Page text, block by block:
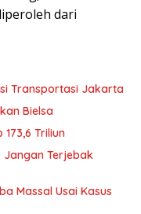
dari
Transportasi Jakarta
Bielsa
Triliun
Jangan Terjebak
Massal Usai Kasus